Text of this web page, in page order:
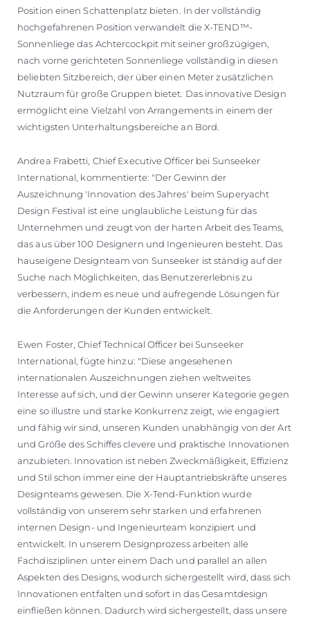
Position einen Schattenplatz bieten. In der vollständig
hochgefahrenen Position verwandelt die X-TEND™-
Sonnenliege das Achtercockpit mit seiner großzügigen,
nach vorne gerichteten Sonnenliege vollständig in diesen
beliebten Sitzbereich, der über einen Meter zusätzlichen
Nutzraum für große Gruppen bietet. Das innovative Design
ermöglicht eine Vielzahl von Arrangements in einem der
wichtigsten Unterhaltungsbereiche an Bord.
Andrea Frabetti, Chief Executive Officer bei Sunseeker
International, kommentierte: "Der Gewinn der
Auszeichnung 'Innovation des Jahres' beim Superyacht
Design Festival ist eine unglaubliche Leistung für das
Unternehmen und zeugt von der harten Arbeit des Teams,
das aus über 100 Designern und Ingenieuren besteht. Das
hauseigene Designteam von Sunseeker ist ständig auf der
Suche nach Möglichkeiten, das Benutzererlebnis zu
verbessern, indem es neue und aufregende Lösungen für
die Anforderungen der Kunden entwickelt.
Ewen Foster, Chief Technical Officer bei Sunseeker
International, fügte hinzu: "Diese angesehenen
internationalen Auszeichnungen ziehen weltweites
Interesse auf sich, und der Gewinn unserer Kategorie gegen
eine so illustre und starke Konkurrenz zeigt, wie engagiert
und fähig wir sind, unseren Kunden unabhängig von der Art
und Größe des Schiffes clevere und praktische Innovationen
anzubieten. Innovation ist neben Zweckmäßigkeit, Effizienz
und Stil schon immer eine der Hauptantriebskräfte unseres
Designteams gewesen. Die X-Tend-Funktion wurde
vollständig von unserem sehr starken und erfahrenen
internen Design- und Ingenieurteam konzipiert und
entwickelt. In unserem Designprozess arbeiten alle
Fachdisziplinen unter einem Dach und parallel an allen
Aspekten des Designs, wodurch sichergestellt wird, dass sich
Innovationen entfalten und sofort in das Gesamtdesign
einfließen können. Dadurch wird sichergestellt, dass unsere